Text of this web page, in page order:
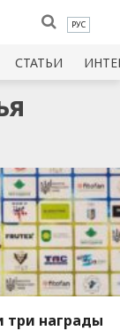
РУС
СТАТЬИ
три награды